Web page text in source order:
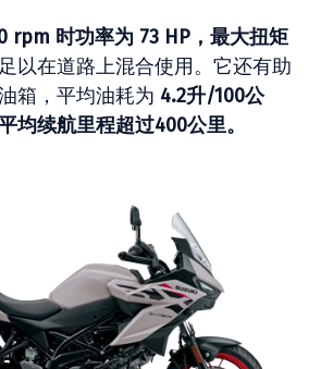
rpm 时功率为 73 HP，最大扭矩
以在道路上混合使用。它还有助
箱，平均油耗为 4.2升/100公
均续航里程超过400公里。